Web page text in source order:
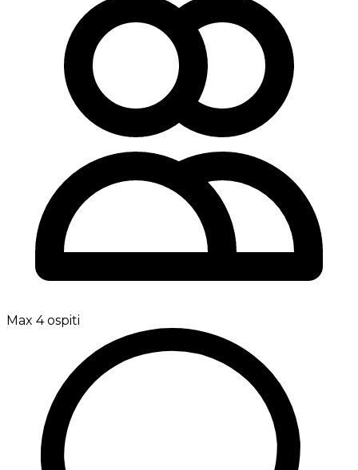
Max 4 ospiti